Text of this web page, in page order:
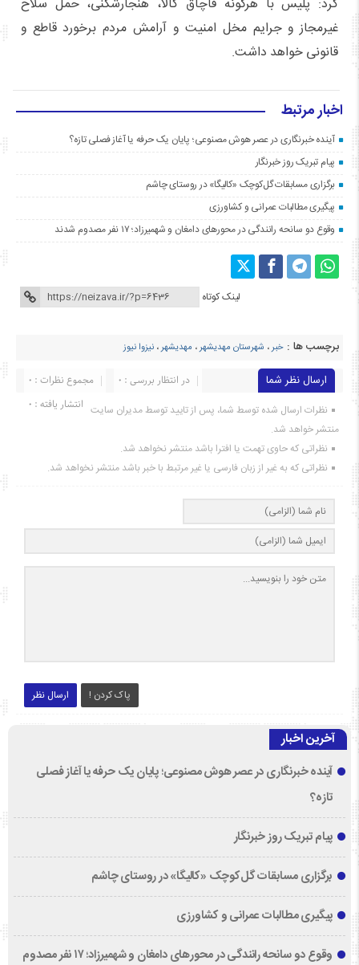
غیرمجاز و جرایم مخل امنیت و آرامش مردم برخورد قاطع و
قانونی خواهد داشت.
اخبار مرتبط
آینده خبرنگاری در عصر هوش مصنوعی؛ پایان یک حرفه یا آغاز فصلی تازه؟
پیام تبریک روز خبرنگار
برگزاری مسابقات گل‌کوچک «کالیگا» در روستای چاشم
پیگیری مطالبات عمرانی و کشاورزی
وقوع دو سانحه رانندگی در محورهای دامغان و شهمیرزاد؛ ۱۷ نفر مصدوم شدند
لینک کوتاه
برچسب ها : خبر، شهرستان مهدیشهر، مهدیشهر، نیزوا نیوز
ارسال نظر شما مجموع نظرات : 0
در انتظار بررسی : 0
انتشار یافته : ۰ نظرات ارسال شده توسط شما، پس از تایید توسط مدیران سایت
منتشر خواهد شد.
نظراتی که حاوی تهمت یا افترا باشد منتشر نخواهد شد.
نظراتی که به غیر از زبان فارسی یا غیر مرتبط با خبر باشد منتشر نخواهد شد.
ارسال نظر پاک کردن !
آخرین اخبار
آینده خبرنگاری در عصر هوش مصنوعی؛ پایان یک حرفه یا آغاز فصلی
تازه؟
پیام تبریک روز خبرنگار
برگزاری مسابقات گل‌کوچک «کالیگا» در روستای چاشم
پیگیری مطالبات عمرانی و کشاورزی
وقوع دو سانحه رانندگی در محورهای دامغان و شهمیرزاد؛ ۱۷ نفر مصدوم